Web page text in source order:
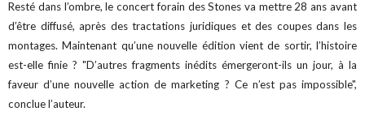
Resté dans l’ombre, le concert forain des Stones va mettre 28 ans avant
d’être diffusé, après des tractations juridiques et des coupes dans les
montages. Maintenant qu’une nouvelle édition vient de sortir, l’histoire
est-elle finie ? "D’autres fragments inédits émergeront-ils un jour, à la
faveur d’une nouvelle action de marketing ? Ce n’est pas impossible",
conclue l’auteur.